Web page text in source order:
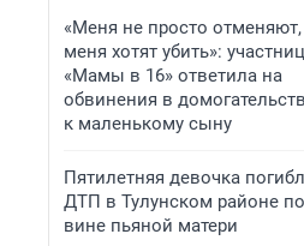
«Меня не просто отменяют,
меня хотят убить»:
«Мамы в 16» ответила на
обвинения в
к маленькому сыну
Пятилетняя девочка
ДТП в Тулунском районе по
вине пьяной матери